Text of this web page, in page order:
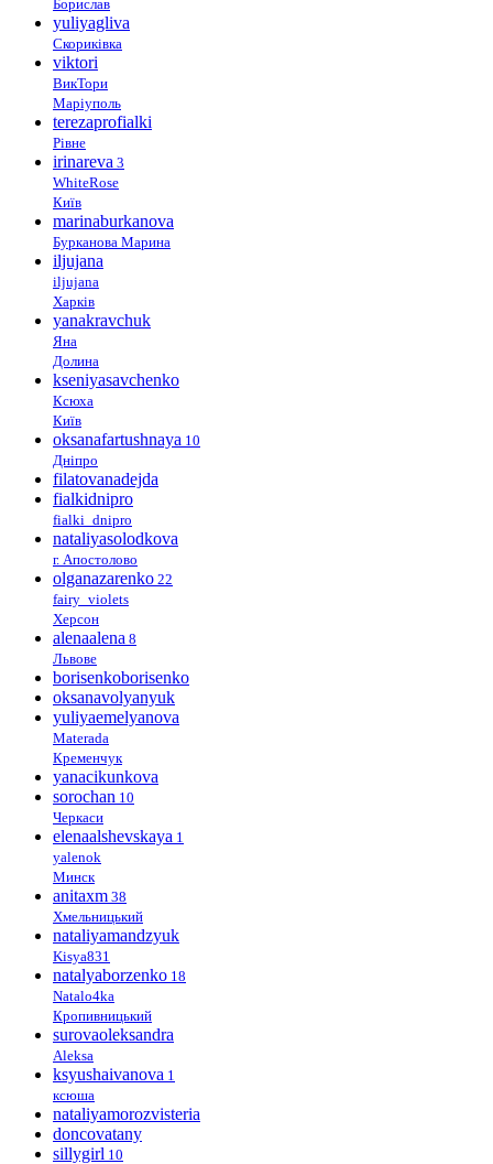
Борислав
yuliyagliva
Скориківка
viktori
ВикТори
Маріуполь
terezaprofialki
Рівне
irinareva 3
WhiteRose
Київ
marinaburkanova
Бурканова Марина
iljujana
iljujana
Харків
yanakravchuk
Яна
Долина
kseniyasavchenko
Ксюха
Київ
oksanafartushnaya 10
Дніпро
filatovanadejda
fialkidnipro
fialki_dnipro
nataliyasolodkova
г. Апостолово
olganazarenko 22
fairy_violets
Херсон
alenaalena 8
Львове
borisenkoborisenko
oksanavolyanyuk
yuliyaemelyanova
Materada
Кременчук
yanacikunkova
sorochan 10
Черкаси
elenaalshevskaya 1
yalenok
Минск
anitaxm 38
Хмельницький
nataliyamandzyuk
Kisya831
natalyaborzenko 18
Natalo4ka
Кропивницький
surovaoleksandra
Aleksa
ksyushaivanova 1
ксюша
nataliyamorozvisteria
doncovatany
sillygirl 10